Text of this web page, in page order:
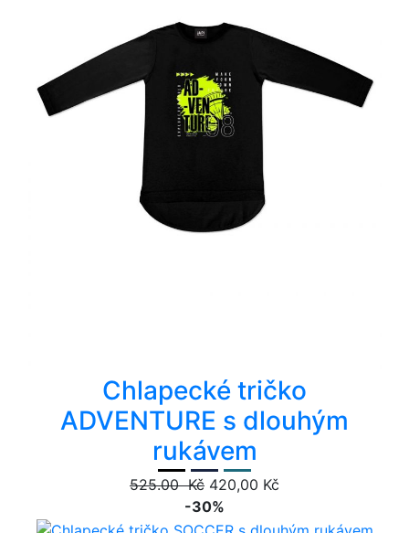
Chlapecké tričko
ADVENTURE s dlouhým
rukávem
525.00 Kč 420,00 Kč
-30%